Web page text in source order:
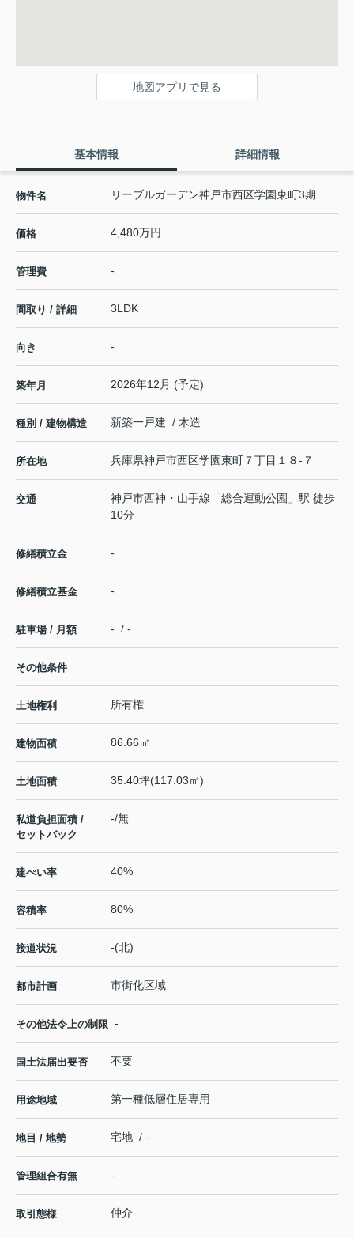
地図アプリで見る
基本情報 詳細情報
物件名 リーブルガーデン神戸市西区学園東町3期
価格 4,480万円
管理費 -
間取り / 詳細 3LDK
向き -
築年月 2026年12月 (予定)
種別 / 建物構造 新築一戸建 / 木造
所在地 兵庫県神戸市西区学園東町 ７丁目１８-７
交通 神戸市西神・山手線 「総合運動公園 」駅 徒歩
10分
修繕積立金 -
修繕積立基金 -
駐車場 / 月額 - / -
その他条件
土地権利 所有権
建物面積 86.66㎡
土地面積 35.40坪(117.03㎡)
私道負担面積 /
セットバック
-/無
建ぺい率 40%
容積率 80%
接道状況 -(北)
都市計画 市街化区域
その他法令上の制限 -
国土法届出要否 不要
用途地域 第一種低層住居専用
地目 / 地勢 宅地 / -
管理組合有無 -
取引態様 仲介